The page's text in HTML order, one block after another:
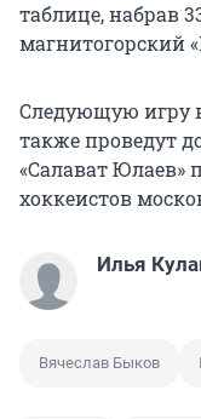
таблице, набрав
магнитогорский
Следующую игру
также проведут
«Салават Юлаев»
хоккеистов
Илья
Вячеслав Быков